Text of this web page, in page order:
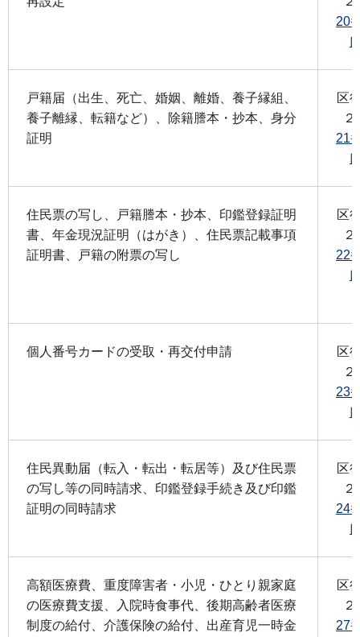
20
戸籍届（出生、死亡、婚姻、離婚、養子縁組、
養子離縁、転籍など）、除籍謄本・抄本、身分
証明
区
２
21
住民票の写し、戸籍謄本・抄本、印鑑登録証明
書、年金現況証明（はがき）、住民票記載事項
証明書、戸籍の附票の写し
区
２
22
個人番号カードの受取・再交付申請
区
２
23
住民異動届（転入・転出・転居等）及び住民票
の写し等の同時請求、印鑑登録手続き及び印鑑
証明の同時請求
区
２
24
高額医療費、重度障害者・小児・ひとり親家庭
の医療費支援、入院時食事代、後期高齢者医療
制度の給付、介護保険の給付、出産育児一時金
区
２
27